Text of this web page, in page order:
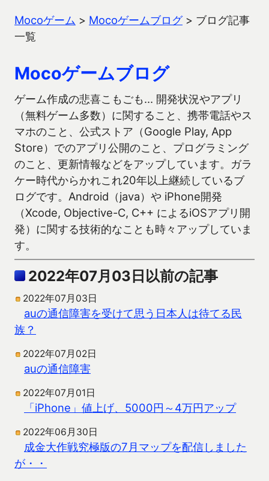
Mocoゲーム > Mocoゲームブログ> ブログ記事
一覧
Mocoゲームブログ
ゲーム作成の悲喜こもごも… 開発状況やアプリ
（無料ゲーム多数）に関すること、携帯電話やス
マホのこと、公式ストア（Google Play, App
Store）でのアプリ公開のこと、プログラミング
のこと、更新情報などをアップしています。ガラ
ケー時代からかれこれ20年以上継続しているブ
ログです。Android（java）や iPhone開発
（Xcode, Objective-C, C++ によるiOSアプリ開
発）に関する技術的なことも時々アップしていま
す。
2022年07月03日以前の記事
2022年07月03日
auの通信障害を受けて思う日本人は待てる民
族？
2022年07月02日
auの通信障害
2022年07月01日
「iPhone」値上げ、5000円～4万円アップ
2022年06月30日
成金大作戦究極版の7月マップを配信しました
が・・